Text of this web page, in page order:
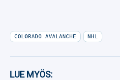
COLORADO AVALANCHE NHL
LUE MYÖS: